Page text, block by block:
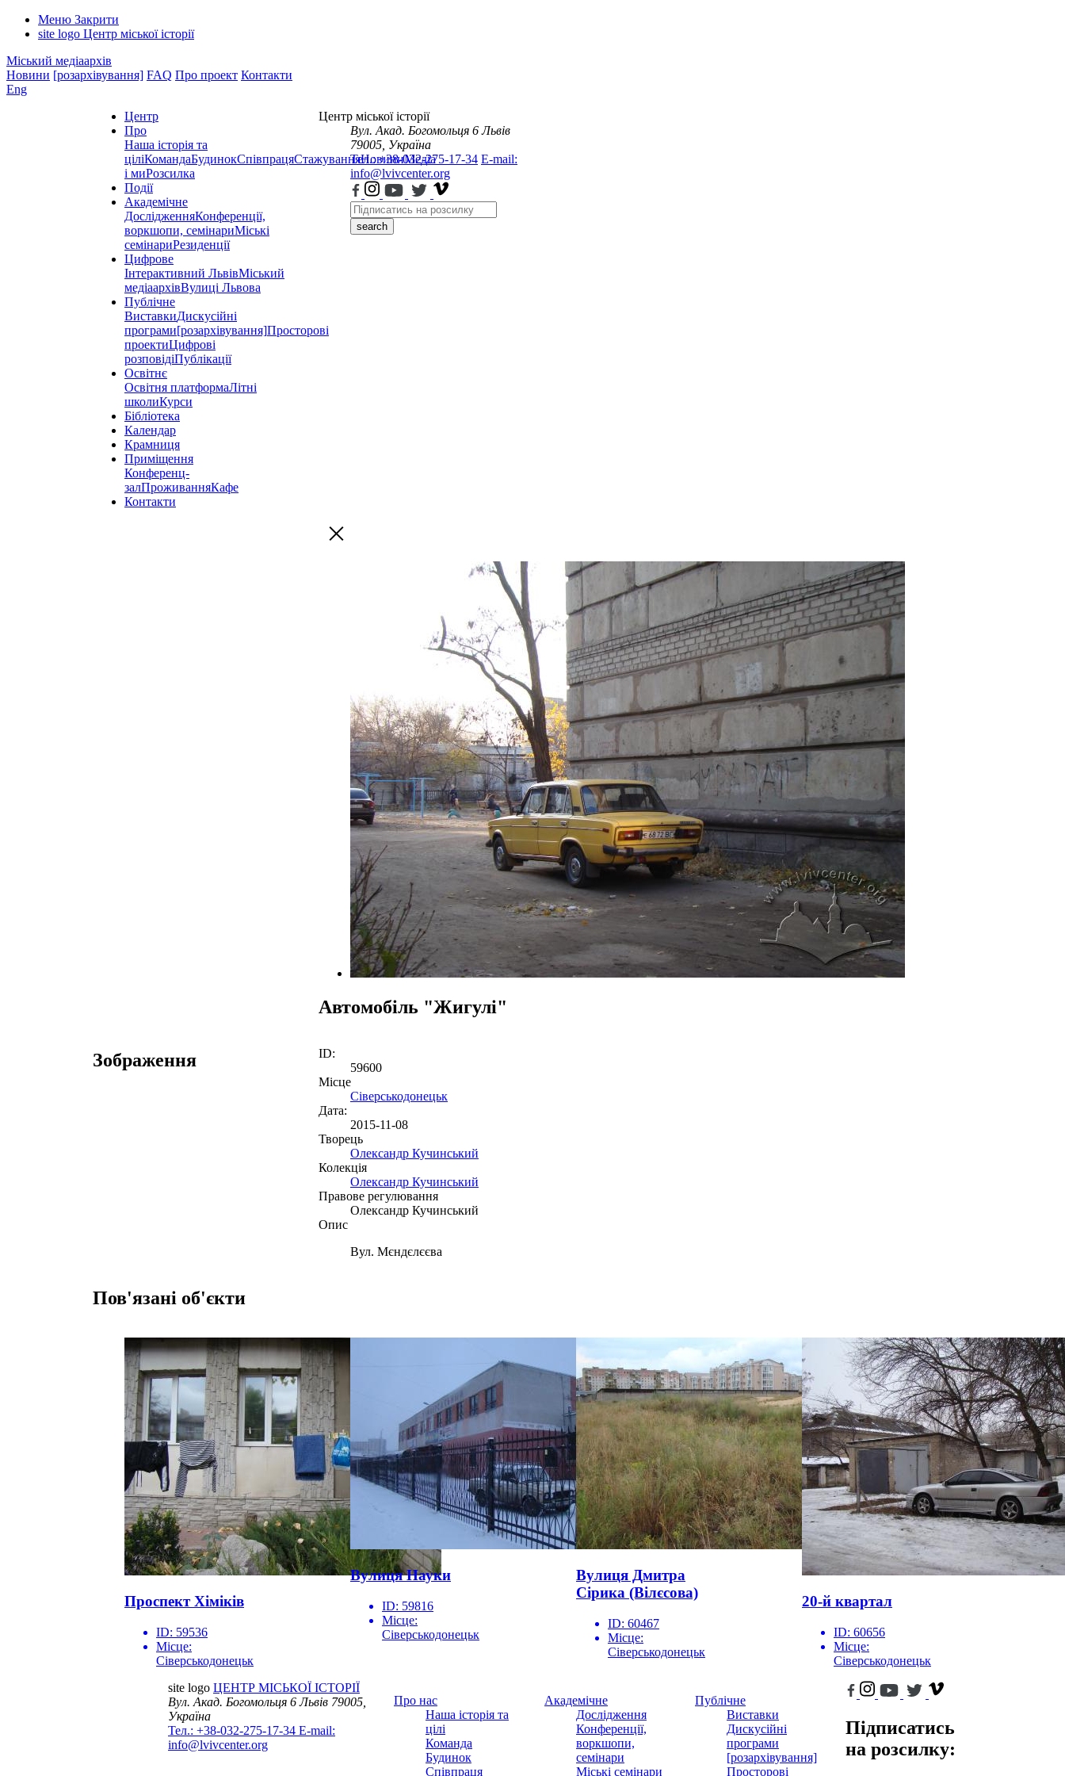
Меню Закрити
site logo Центр міської історії
Міський медіаархів
Новини [розархівування] FAQ Про проект Контакти
Eng
Центр
Про
Наша історія та
ціліКомандаБудинокСпівпрацяСтажуванняНовиниМедіа
і миРозсилка
Події
Академічне
ДослідженняКонференції,
воркшопи, семінариМіські
семінариРезиденції
Цифрове
Інтерактивний ЛьвівМіський
медіаархівВулиці Львова
Публічне
ВиставкиДискусійні
програми[розархівування]Просторові
проектиЦифрові
розповідіПублікації
Освітнє
Освітня платформаЛітні
школиКурси
Бібліотека
Календар
Крамниця
Приміщення
Конференц-
залПроживанняКафе
Контакти
Центр міської історії
Вул. Акад. Богомольця 6 Львів
79005, Україна
Тел.: +38-032-275-17-34 E-mail:
info@lvivcenter.org
search
Автомобіль "Жигулі"
Зображення
ID:
59600
Місце
Сіверськодонецьк
Дата:
2015-11-08
Творець
Олександр Кучинський
Колекція
Олександр Кучинський
Правове регулювання
Олександр Кучинський
Опис
Вул. Мєндєлєєва
Пов'язані об'єкти
Проспект Хіміків
ID: 59536
Місце:
Сіверськодонецьк
Вулиця Науки
ID: 59816
Місце:
Сіверськодонецьк
Вулиця Дмитра
Сірика (Вілєсова)
ID: 60467
Місце:
Сіверськодонецьк
20-й квартал
ID: 60656
Місце:
Сіверськодонецьк
site logo ЦЕНТР МІСЬКОЇ ІСТОРІЇ
Вул. Акад. Богомольця 6Львів 79005,
Україна
Тел.: +38-032-275-17-34 E-mail:
info@lvivcenter.org
Про нас
Наша історія та
цілі
Команда
Будинок
Співпраця
Академічне
Дослідження
Конференції,
воркшопи,
семінари
Міські семінари
Публічне
Виставки
Дискусійні
програми
[розархівування]
Просторові
Підписатись
на розсилку: